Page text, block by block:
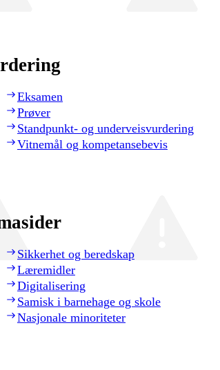
Eksamen
Prøver
Standpunkt- og underveisvurdering
Vitnemål og kompetansebevis
Sikkerhet og beredskap
Læremidler
Digitalisering
Samisk i barnehage og skole
Nasjonale minoriteter